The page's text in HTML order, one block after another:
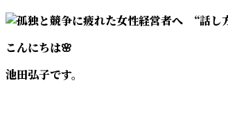
こんにちは🌸
池田弘子です。